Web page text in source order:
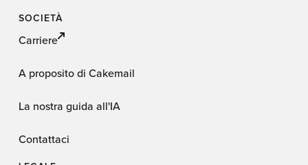
SOCIETÀ
Carriere
A proposito di Cakemail
La nostra guida all'IA
Contattaci